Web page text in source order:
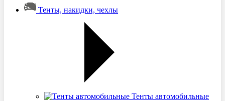
Тенты, накидки, чехлы
Тенты автомобильные